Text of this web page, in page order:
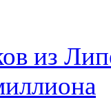
из